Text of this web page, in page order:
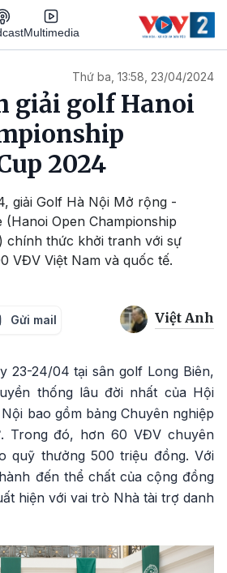
Multimedia
Thứ ba, 13:58, 23/04/2024
giải golf Hanoi
2024
giải Golf Hà Nội Mở rộng -
Open Championship
chính thức khởi tranh với sự
VĐV Việt Nam và quốc tế.
Gửi mail Việt Anh
23-24/04 tại sân golf Long Biên,
thống lâu đời nhất của Hội
bao gồm bảng Chuyên nghiệp
Trong đó, hơn 60 VĐV chuyên
quỹ thưởng 500 triệu đồng. Với
đến thể chất của cộng đồng
hiện với vai trò Nhà tài trợ danh